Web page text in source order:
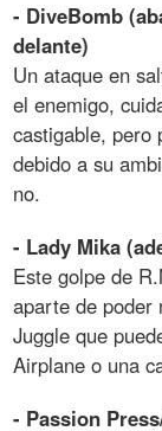
- DiveBomb
delante)
Un ataque en
el enemigo,
castigable, pero
debido a su
no.
- Lady Mika
Este golpe de
aparte de poder
Juggle que
Airplane o una
- Passion